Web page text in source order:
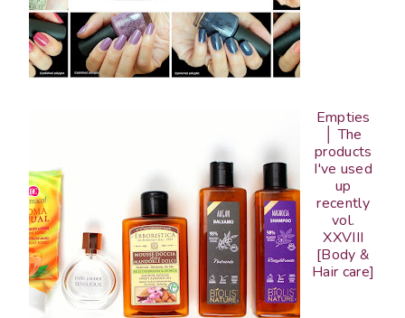
Empties
│ The
products
I've used
up
recently
vol.
XXVIII
[Body &
Hair care]